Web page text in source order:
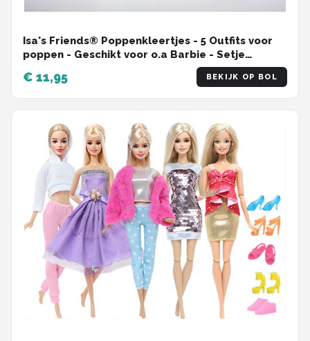
Isa's Friends® Poppenkleertjes - 5 Outfits voor
poppen - Geschikt voor o.a Barbie - Setje
€ 11,95 BEKIJK OP BOL